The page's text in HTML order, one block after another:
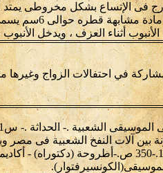
فى الإتساع بشكل مخروطى
ملتصق بقرص آخر
أثناء العزف ، ويدخل
في احتفالات الزواج وغيرها
بين آلات النفخ الشعبية فى
جهاد داود،مارجريت توت.-القاهرة،1999.-350 ص.-